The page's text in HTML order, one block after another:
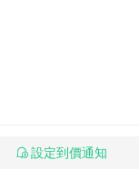
設定到價通知